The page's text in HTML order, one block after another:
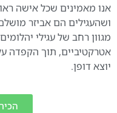
אנו מאמינים שכל אישה
ושהעגילים הם אביזר
מגוון רחב של עגילי
אטרקטיביים, תוך הקפדה
יוצא דופן.